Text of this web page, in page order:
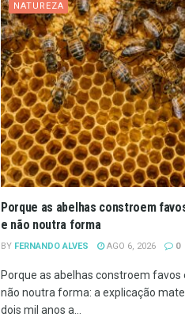
NATUREZA
Porque as abelhas constroem
e não noutra forma
BY FERNANDO ALVES AGO 6, 2026 0
Porque as abelhas constroem favos
não noutra forma: a explicação
dois mil anos a...